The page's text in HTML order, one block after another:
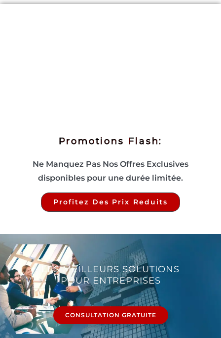
Promotions Flash:
Ne Manquez Pas Nos Offres Exclusives
disponibles pour une durée limitée.
Profitez Des Prix Reduits
LES MEILLEURS SOLUTIONS
POUR ENTREPRISES
CONSULTATION GRATUITE